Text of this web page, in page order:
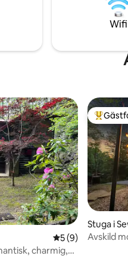
minuter
Wifi
5 av 5 i
5 (9)
charmig,
Stuga i
Avskild